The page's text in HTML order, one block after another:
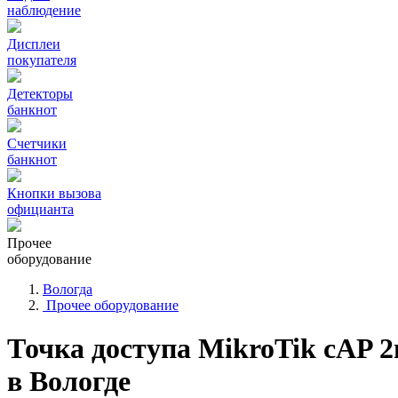
наблюдение
Дисплеи
покупателя
Детекторы
банкнот
Счетчики
банкнот
Кнопки вызова
официанта
Прочее
оборудование
Вологда
Прочее оборудование
Точка доступа MikroTik cAP
в Вологде